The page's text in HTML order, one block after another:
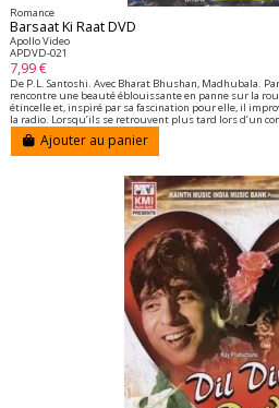
Romance
Barsaat Ki Raat DVD
Apollo Video
APDVD-021
7,99 €
De P.L. Santoshi. Avec Bharat Bhushan, Madhubala.
rencontre une beauté éblouissante en panne sur la
étincelle et, inspiré par sa fascination pour elle, il
la radio. Lorsqu’ils se retrouvent plus tard lors d’un
Ajouter au panier